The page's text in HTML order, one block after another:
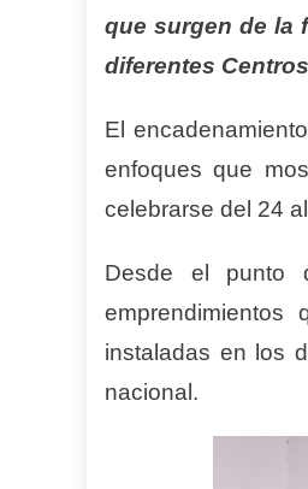
que surgen de la
diferentes
El
enfoques que
celebrarse del 24
Desde el punto
emprendimientos
instaladas en los
nacional.